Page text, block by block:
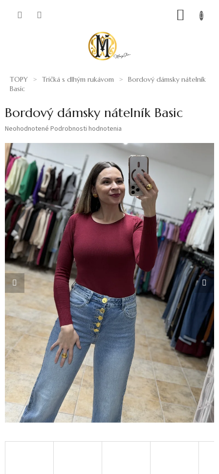
TOPY Tričká s dlhým rukávom
Bordový dámsky nátelník
Basic
Bordový dámsky nátelník Basic
Priemerné
produktu
je
0,0
z
5
hviezdičiek.
Neohodnotené Podrobnosti hodnotenia